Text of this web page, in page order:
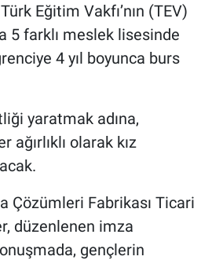
Eğitim Vakfı’nın (TEV)
5 farklı meslek lisesinde
4 yıl boyunca burs
yaratmak adına,
ağırlıklı olarak kız
Çözümleri Fabrikası Ticari
düzenlenen imza
gençlerin